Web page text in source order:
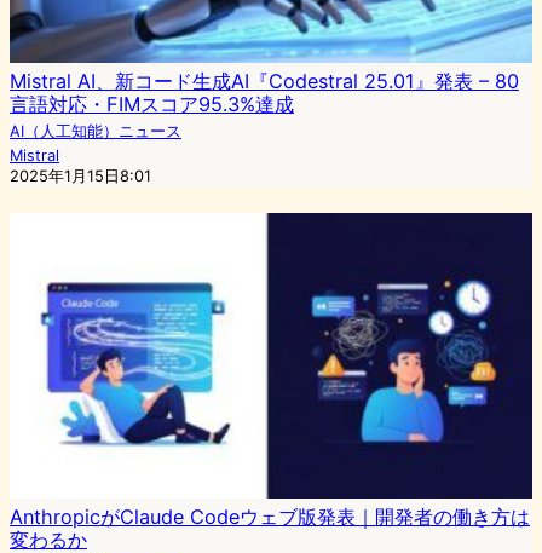
Mistral AI、新コード生成AI『Codestral 25.01』発表 – 80
言語対応・FIMスコア95.3%達成
AI（人工知能）ニュース
Mistral
2025年1月15日8:01
AnthropicがClaude Codeウェブ版発表｜開発者の働き方は
変わるか